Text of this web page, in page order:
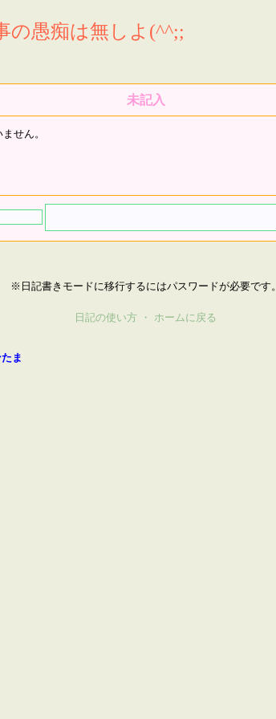
の愚痴は無しよ(^^;;
未記入
せん。
※日記書きモードに移行するにはパスワードが必要です。
日記の使い方 ・ ホームに戻る
ま